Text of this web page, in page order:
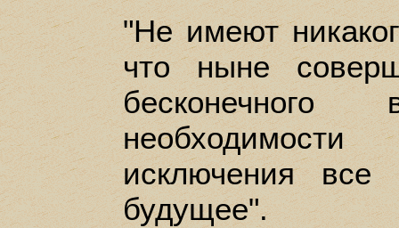
"Не имеют
что ныне
необходимости
исключения
будущее".